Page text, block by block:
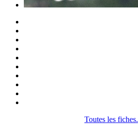
Toutes les fiches.